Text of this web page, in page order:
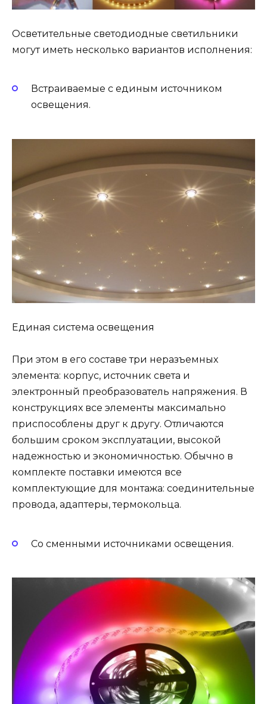
Осветительные светодиодные светильники
могут иметь несколько вариантов исполнения:
Встраиваемые с единым источником
освещения.
Единая система освещения
При этом в его составе три неразъемных
элемента: корпус, источник света и
электронный преобразователь напряжения. В
конструкциях все элементы максимально
приспособлены друг к другу. Отличаются
большим сроком эксплуатации, высокой
надежностью и экономичностью. Обычно в
комплекте поставки имеются все
комплектующие для монтажа: соединительные
провода, адаптеры, термокольца.
Со сменными источниками освещения.